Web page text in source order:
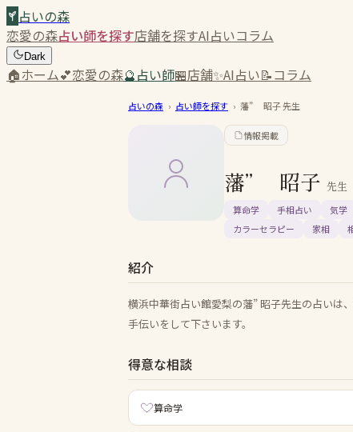
占いの森
恋愛の森占い師を探す店舗を探すAI占いコラム
Dark
🏠ホーム💕恋愛の森🔮占い師🏪店舗✨AI占い📝コラム
占いの森 › 占い師を探す › 藩” 昭子先生
情報掲載
藩” 昭子 先生
算命学 手相占い 気学
カラーセラピー
家相
紹介
横浜中華街占い館愛梨の藩” 昭子先生の占いは
手伝いをして下さいます。
得意な相談
算命学